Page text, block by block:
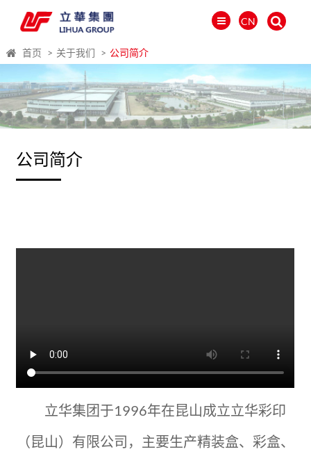
CN
العالمية
DEUTSCH
FRANÇAIS
日本語
ENGLISH
首页 关于我们 公司简介
公司简介
立华集团于1996年在昆山成立立华彩印
（昆山）有限公司，主要生产精装盒、彩盒、